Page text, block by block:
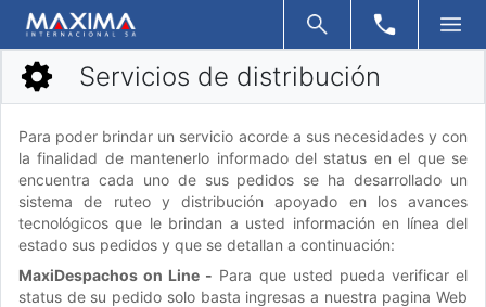
Servicios de distribución
Para poder brindar un servicio acorde a sus necesidades y con
la finalidad de mantenerlo informado del status en el que se
encuentra cada uno de sus pedidos se ha desarrollado un
sistema de ruteo y distribución apoyado en los avances
tecnológicos que le brindan a usted información en línea del
estado sus pedidos y que se detallan a continuación:
MaxiDespachos on Line - Para que usted pueda verificar el
status de su pedido solo basta ingresas a nuestra pagina Web